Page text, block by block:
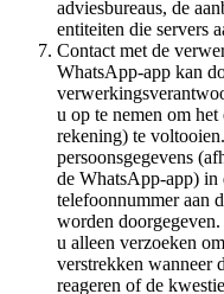
adviesbureaus, de
entiteiten die servers
Contact met de
WhatsApp-app kan
u op te nemen om
rekening) te
persoonsgegevens
de WhatsApp-app)
telefoonnummer aan
worden
u alleen verzoeken
verstrekken wanneer
reageren of de